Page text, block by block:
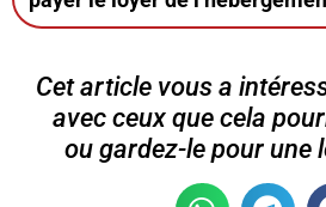
Cet article vous a
avec ceux que cela
ou gardez-le pour une